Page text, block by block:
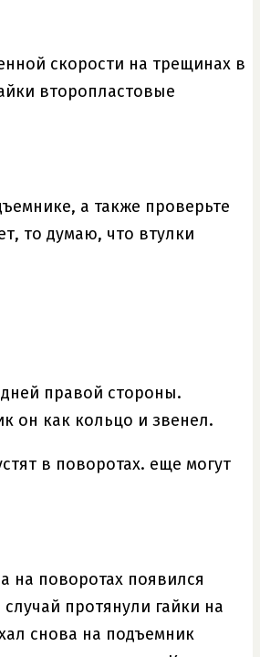
скорости на трещинах в
второпластовые
а также проверьте
то думаю, что втулки
правой стороны.
он как кольцо и звенел.
в поворотах. еще могут
на поворотах появился
протянули гайки на
снова на подъемник